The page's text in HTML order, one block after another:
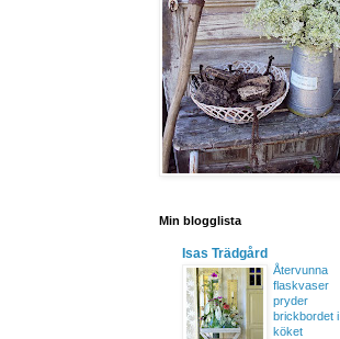
Min blogglista
Isas Trädgård
Återvunna
flaskvaser
pryder
brickbordet i
köket